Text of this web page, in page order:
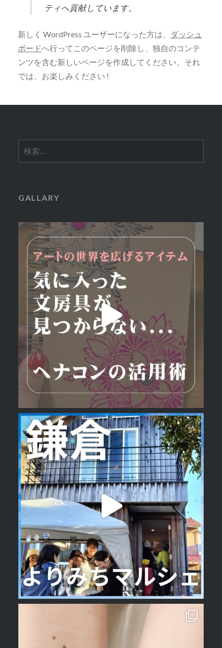
ティへ貢献しています。
新しく WordPress ユーザーになった方は、
ダッシュ
ボードへ行ってこのページを削除し、独自のコンテ
ンツを含む新しいページを作成してください。それ
では、お楽しみください !
索:
GALLARY